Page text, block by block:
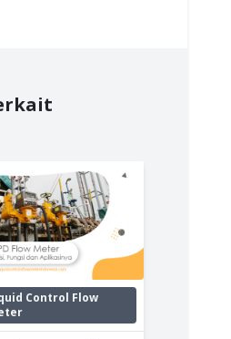
Control Flow